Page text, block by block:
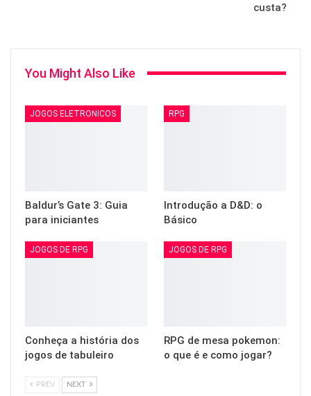
custa?
You Might Also Like
JOGOS ELETRONICOS
Baldur’s Gate 3: Guia
para iniciantes
RPG
Introdução a D&D: o
Básico
JOGOS DE RPG
Conheça a história dos
jogos de tabuleiro
JOGOS DE RPG
RPG de mesa pokemon:
o que é e como jogar?
PREV NEXT